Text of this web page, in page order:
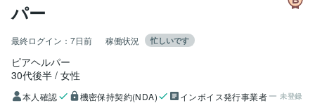
パー
最終ログイン： 7日前 稼働状況 忙しいです
ピアヘルパー
30代後半 女性
本人確認 機密保持契約(NDA) インボイス発行事業者 未登録